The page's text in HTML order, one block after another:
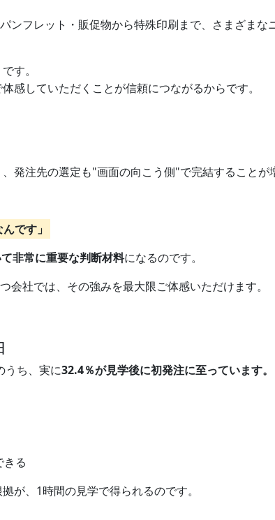
ンフレット・販促物から特殊印刷まで、さまざまな
です。
感していただくことが信頼につながるからです。
発注先の選定も"画面の向こう側"で完結することが
です」
非常に重要な判断材料になるのです。
会社では、その強みを最大限ご体感いただけます。
うち、実に32.4％が見学後に初発注に至っています。
きる
が、1時間の見学で得られるのです。